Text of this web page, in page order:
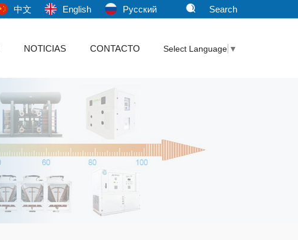
中文 English Pусский Search
NOTICIAS CONTACTO Select Language ▼